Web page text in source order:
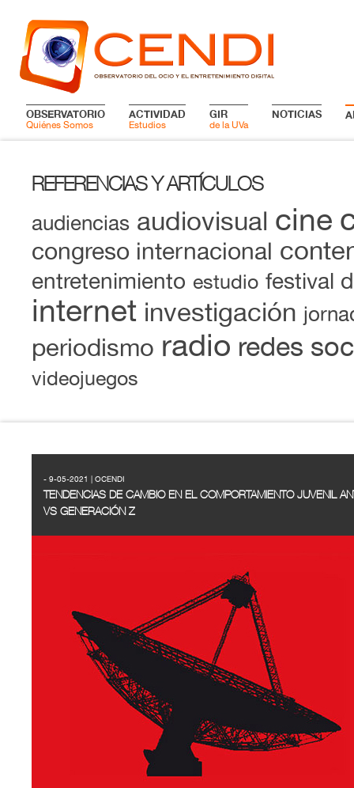
OBSERVATORIO
Quiénes Somos
ACTIVIDAD
Estudios
GIR
de la UVa
NOTICIAS
REFERENCIAS Y ARTÍCULOS
audiencias audiovisual cine
congreso internacional
entretenimiento estudio festival
internet investigación
periodismo radio redes
videojuegos
- 9-05-2021 | OCENDI
TENDENCIAS DE CAMBIO EN EL COMPORTAMIENTO JUVENIL
VS GENERACIÓN Z